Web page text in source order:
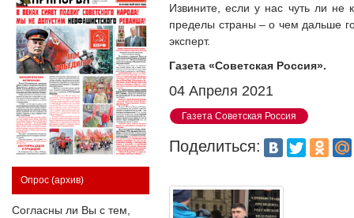
Опрос (архив)
Согласны ли Вы с тем,
Извините, если у нас чуть ли не
пределы страны – о чем дальше
эксперт.
Газета «Советская Россия».
04 Апреля 2021
Газета Советская Россия
Поделиться: